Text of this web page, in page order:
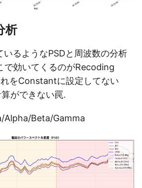
析
いるようなPSDと周波数の分析
で効いてくるのがRecoding
をConstantに設定してない
ができない罠.
Alpha/Beta/Gamma